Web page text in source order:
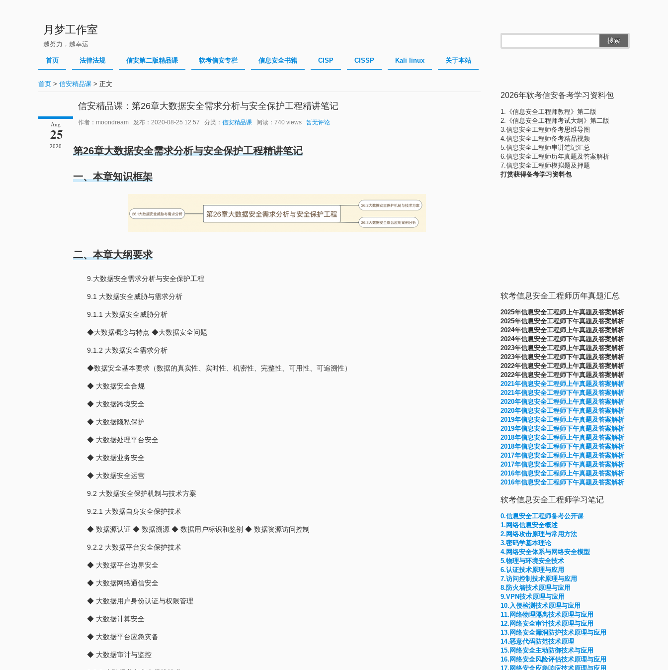
月梦工作室
越努力，越幸运 搜索
首页 法律法规 信安第二版精品课 软考信安专栏 信息安全书籍 CISP CISSP Kali linux 关于本站
首页 > 信安精品课 > 正文
信安精品课：第26章大数据安全需求分析与安全保护工程精讲笔记
Aug
25
2020
作者：moondream 发布：2020-08-25 12:57 分类： 信安精品课 阅读：740 views 暂无评论
第26章大数据安全需求分析与安全保护工程精讲笔记
一、本章知识框架
二、本章大纲要求
9.大数据安全需求分析与安全保护工程
9.1 大数据安全威胁与需求分析
9.1.1 大数据安全威胁分析
◆大数据概念与特点 ◆大数据安全问题
9.1.2 大数据安全需求分析
◆数据安全基本要求（数据的真实性、实时性、机密性、完整性、可用性、可追溯性）
◆ 大数据安全合规
◆ 大数据跨境安全
◆ 大数据隐私保护
◆ 大数据处理平台安全
◆ 大数据业务安全
◆ 大数据安全运营
9.2 大数据安全保护机制与技术方案
9.2.1 大数据自身安全保护技术
◆ 数据源认证 ◆ 数据溯源 ◆ 数据用户标识和鉴别 ◆ 数据资源访问控制
9.2.2 大数据平台安全保护技术
◆ 大数据平台边界安全
◆ 大数据网络通信安全
◆ 大数据用户身份认证与权限管理
◆ 大数据计算安全
◆ 大数据平台应急灾备
◆ 大数据审计与监控
2026年软考信安备考学习资料包
1.《信息安全工程师教程》第二版
2.《信息安全工程师考试大纲》第二版
3.信息安全工程师备考思维导图
4.信息安全工程师备考精品视频
5.信息安全工程师串讲笔记汇总
6.信息安全工程师历年真题及答案解析
7.信息安全工程师模拟题及押题
打赏获得备考学习资料包
软考信息安全工程师历年真题汇总
2025年信息安全工程师上午真题及答案解析
2025年信息安全工程师下午真题及答案解析
2024年信息安全工程师上午真题及答案解析
2024年信息安全工程师下午真题及答案解析
2023年信息安全工程师上午真题及答案解析
2023年信息安全工程师下午真题及答案解析
2022年信息安全工程师上午真题及答案解析
2022年信息安全工程师下午真题及答案解析
2021年信息安全工程师上午真题及答案解析
2021年信息安全工程师下午真题及答案解析
2020年信息安全工程师上午真题及答案解析
2020年信息安全工程师下午真题及答案解析
2019年信息安全工程师上午真题及答案解析
2019年信息安全工程师下午真题及答案解析
2018年信息安全工程师上午真题及答案解析
2018年信息安全工程师下午真题及答案解析
2017年信息安全工程师上午真题及答案解析
2017年信息安全工程师下午真题及答案解析
2016年信息安全工程师上午真题及答案解析
2016年信息安全工程师下午真题及答案解析
软考信息安全工程师学习笔记
0.信息安全工程师备考公开课
1.网络信息安全概述
2.网络攻击原理与常用方法
3.密码学基本理论
4.网络安全体系与网络安全模型
5.物理与环境安全技术
6.认证技术原理与应用
7.访问控制技术原理与应用
8.防火墙技术原理与应用
9.VPN技术原理与应用
10.入侵检测技术原理与应用
11.网络物理隔离技术原理与应用
12.网络安全审计技术原理与应用
13.网络安全漏洞防护技术原理与应用
14.恶意代码防范技术原理
15.网络安全主动防御技术与应用
16.网络安全风险评估技术原理与应用
17.网络安全应急响应技术原理与应用